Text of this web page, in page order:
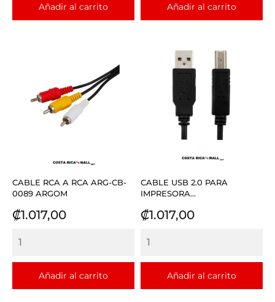
Añadir al carrito Añadir al carrito
CABLE RCA A RCA ARG-CB-
0089 ARGOM
Precio
₡1.017,00
Añadir al carrito
CABLE USB 2.0 PARA
IMPRESORA...
Precio
₡1.017,00
Añadir al carrito